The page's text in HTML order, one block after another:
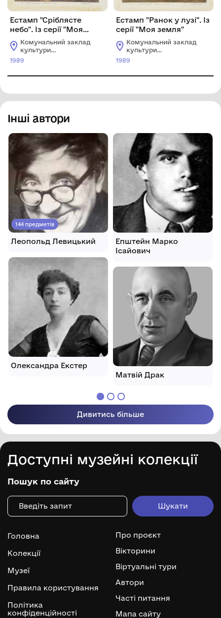
Естамп "Сріблясте
небо". Із серії "Моя
земля"
Комунальний заклад
культури
"Хмельницький
1989
Естамп "Ранок у лузі". Із
серії "Моя земля"
Комунальний заклад
культури
"Хмельницький
1989
Інші автори
144 предметів
Леопольд Левицький
Олександра Екстер
Епштейн Марко
Ісайович
Матвій Драк
Дивитись більше
Доступні музейні колекції
Пошук по сайту
Головна
Колекції
Музеї
Правила користування
Політика
конфіденційності
Про проєкт
Вікторини
Віртуальні тури
Автори
Часті питання
Мапа сайту